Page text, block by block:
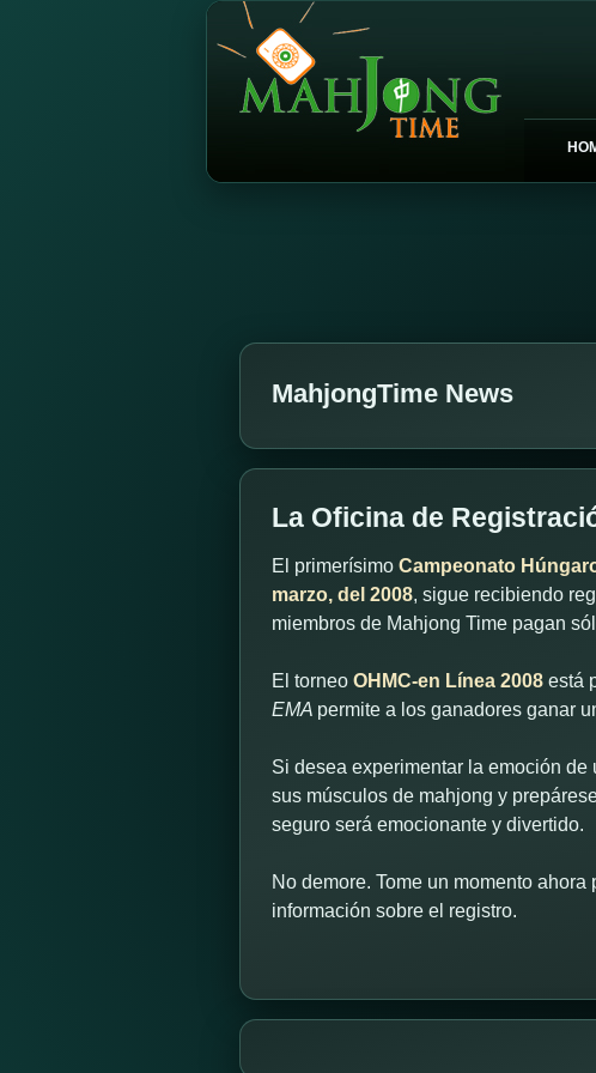
MahjongTime News
La Oficina de
El primerísimo Campeonato
marzo, del 2008, sigue recibiendo
miembros de Mahjong Time pagan
El torneo OHMC-en Línea 2008 está
EMA permite a los ganadores ganar
Si desea experimentar la emoción
sus músculos de mahjong y
seguro será emocionante y divertido.
No demore. Tome un momento ahora
información sobre el registro.